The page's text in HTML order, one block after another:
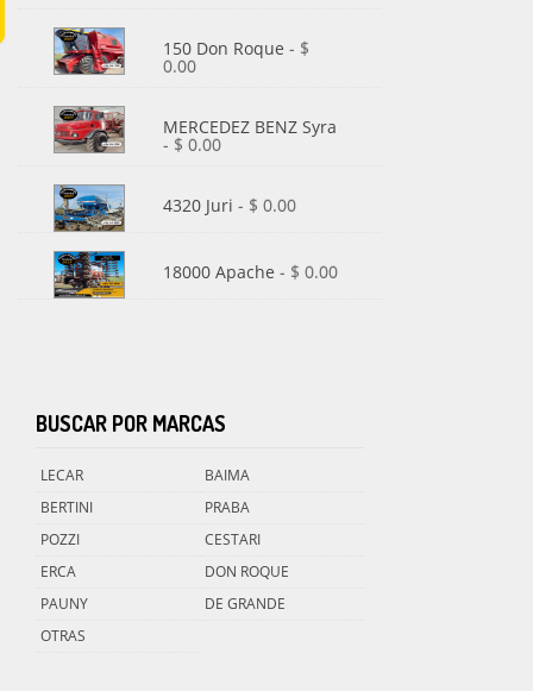
150 Don Roque - $
0.00
MERCEDEZ BENZ Syra
- $ 0.00
4320 Juri - $ 0.00
18000 Apache - $ 0.00
BUSCAR POR MARCAS
LECAR
BERTINI
POZZI
ERCA
PAUNY
OTRAS
BAIMA
PRABA
CESTARI
DON ROQUE
DE GRANDE